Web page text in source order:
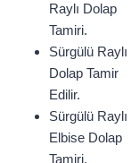
Raylı Dolap
Tamiri.
Sürgülü Raylı
Dolap Tamir
Edilir.
Sürgülü Raylı
Elbise Dolap
Tamiri.